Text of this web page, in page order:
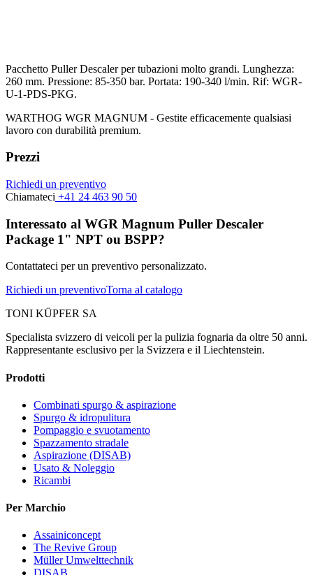
Pacchetto Puller Descaler per tubazioni molto grandi. Lunghezza:
260 mm. Pressione: 85-350 bar. Portata: 190-340 l/min. Rif: WGR-
U-1-PDS-PKG.
WARTHOG WGR MAGNUM - Gestite efficacemente qualsiasi
lavoro con durabilità premium.
Prezzi
Richiedi un preventivo
Chiamateci +41 24 463 90 50
Interessato al WGR Magnum Puller Descaler
Package 1" NPT ou BSPP?
Contattateci per un preventivo personalizzato.
Richiedi un preventivoTorna al catalogo
TONI KÜPFER SA
Specialista svizzero di veicoli per la pulizia fognaria da oltre 50 anni.
Rappresentante esclusivo per la Svizzera e il Liechtenstein.
Prodotti
Combinati spurgo & aspirazione
Spurgo & idropulitura
Pompaggio e svuotamento
Spazzamento stradale
Aspirazione (DISAB)
Usato & Noleggio
Ricambi
Per Marchio
Assainiconcept
The Revive Group
Müller Umwelttechnik